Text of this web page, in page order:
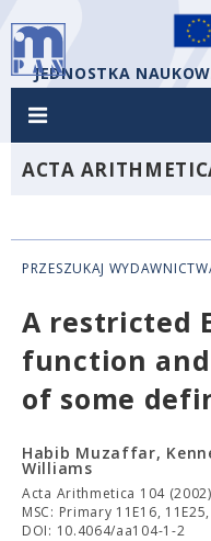
JEDNOSTKA
ACTA
PRZESZUKAJ
A restricted
function
of some
Habib Muzaffar,
Williams
Acta Arithmetica 104
MSC: Primary 11E16,
DOI: 10.4064/aa104-1-2